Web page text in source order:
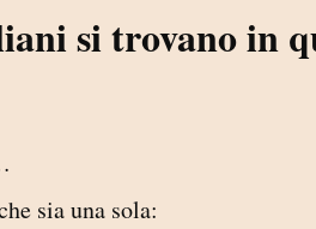
si trovano in
sia una sola: